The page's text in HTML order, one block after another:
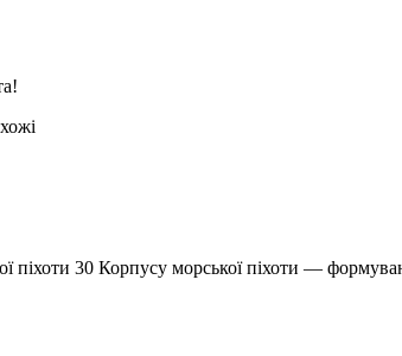
піхоти 30 Корпусу морської піхоти —